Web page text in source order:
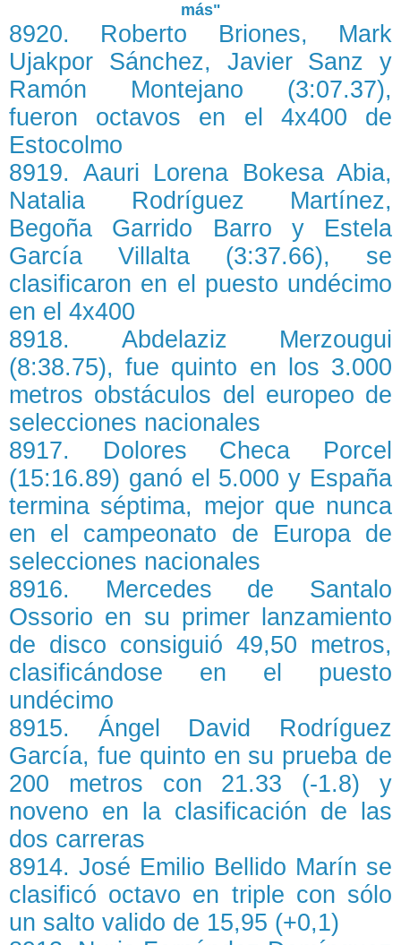
más"
8920. Roberto Briones, Mark
Ujakpor Sánchez, Javier Sanz y
Ramón Montejano (3:07.37),
fueron octavos en el 4x400 de
Estocolmo
8919. Aauri Lorena Bokesa Abia,
Natalia Rodríguez Martínez,
Begoña Garrido Barro y Estela
García Villalta (3:37.66), se
clasificaron en el puesto undécimo
en el 4x400
8918. Abdelaziz Merzougui
(8:38.75), fue quinto en los 3.000
metros obstáculos del europeo de
selecciones nacionales
8917. Dolores Checa Porcel
(15:16.89) ganó el 5.000 y España
termina séptima, mejor que nunca
en el campeonato de Europa de
selecciones nacionales
8916. Mercedes de Santalo
Ossorio en su primer lanzamiento
de disco consiguió 49,50 metros,
clasificándose en el puesto
undécimo
8915. Ángel David Rodríguez
García, fue quinto en su prueba de
200 metros con 21.33 (-1.8) y
noveno en la clasificación de las
dos carreras
8914. José Emilio Bellido Marín se
clasificó octavo en triple con sólo
un salto valido de 15,95 (+0,1)